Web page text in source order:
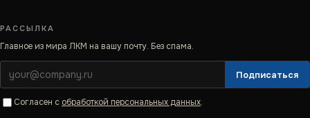
РАССЫЛКА
Главное из мира ЛКМ на вашу почту. Без спама.
Подписаться
Согласен с обработкой персональных данных.